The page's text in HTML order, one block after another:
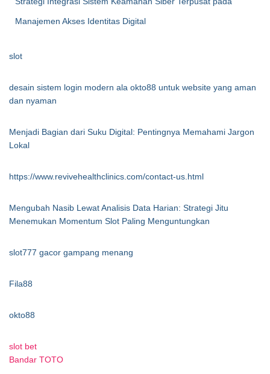
Manajemen Akses Identitas Digital
slot
desain sistem login modern ala okto88 untuk website yang aman
dan nyaman
Menjadi Bagian dari Suku Digital: Pentingnya Memahami Jargon
Lokal
https://www.revivehealthclinics.com/contact-us.html
Mengubah Nasib Lewat Analisis Data Harian: Strategi Jitu
Menemukan Momentum Slot Paling Menguntungkan
slot777 gacor gampang menang
Fila88
okto88
slot bet
Bandar TOTO